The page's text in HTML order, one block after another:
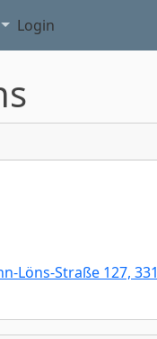
Login
Löns-Straße 127,